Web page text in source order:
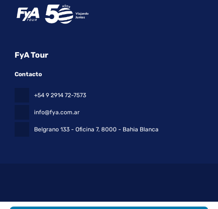
FyA Tour
Contacto
+54 9 2914 72-7573
info@fya.com.ar
Belgrano 133 - Oficina 7, 8000 - Bahia Blanca